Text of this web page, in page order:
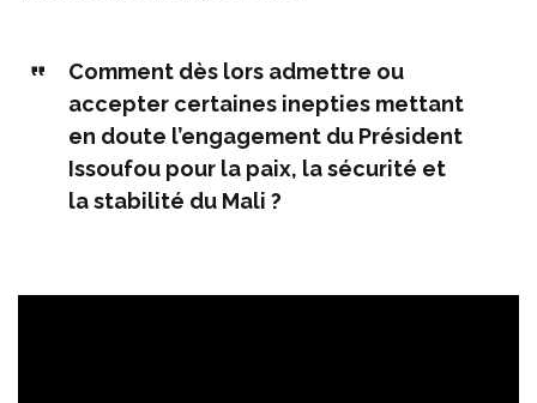
Comment dès lors admettre ou
accepter certaines inepties mettant
en doute l’engagement du Président
Issoufou pour la paix, la sécurité et
la stabilité du Mali ?